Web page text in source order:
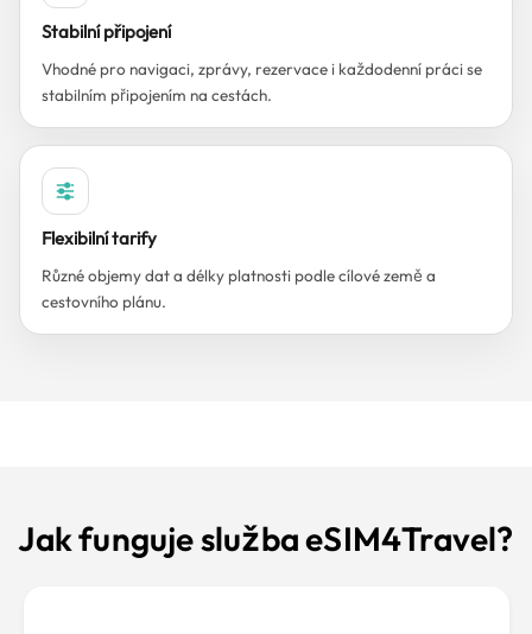
Stabilní připojení
Vhodné pro navigaci, zprávy, rezervace i každodenní práci se
stabilním připojením na cestách.
Flexibilní tarify
Různé objemy dat a délky platnosti podle cílové země a
cestovního plánu.
Jak funguje služba eSIM4Travel?